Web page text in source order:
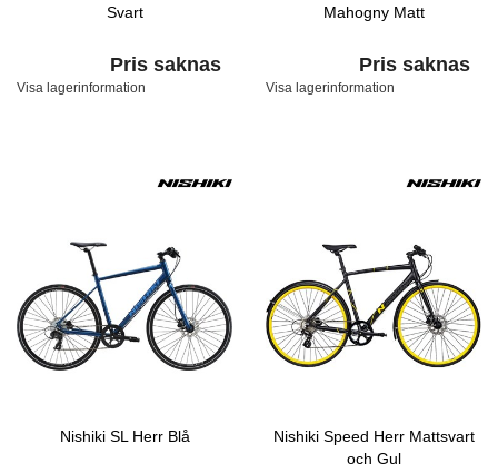
Svart
Pris saknas
Visa lagerinformation
Mahogny Matt
Pris saknas
Visa lagerinformation
Nishiki SL Herr Blå
Nishiki Speed Herr Mattsvart
och Gul